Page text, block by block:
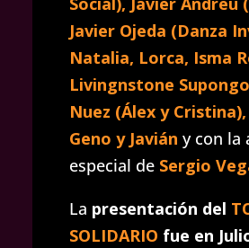
Javier Ojeda (Danza
Natalia, Lorca, Isma
Livingnstone
Nuez (Álex y
Geno y Javiány con la
especial de Sergio
La presentación del
SOLIDARIO fue en